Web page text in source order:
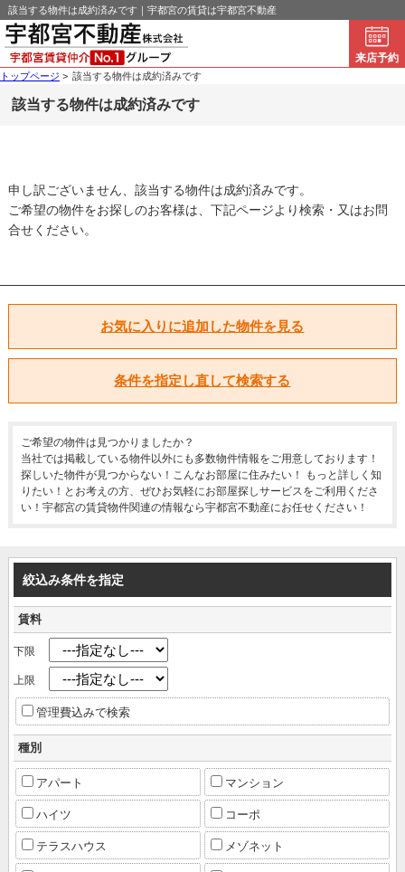
該当する物件は成約済みです｜宇都宮の賃貸は宇都宮不動産
来店予約
トップページ > 該当する物件は成約済みです
該当する物件は成約済みです
申し訳ございません、該当する物件は成約済みです。
ご希望の物件をお探しのお客様は、下記ページより検索・又はお問
合せください。
お気に入りに追加した物件を見る
条件を指定し直して検索する
ご希望の物件は見つかりましたか？
当社では掲載している物件以外にも多数物件情報をご用意しております！
探しいた物件が見つからない！こんなお部屋に住みたい！ もっと詳しく知
りたい！とお考えの方、ぜひお気軽にお部屋探しサービスをご利用くださ
い！宇都宮の賃貸物件関連の情報なら宇都宮不動産にお任せください！
絞込み条件を指定
賃料
下限
上限
管理費込みで検索
種別
アパート マンション
ハイツ コーポ
テラスハウス メゾネット